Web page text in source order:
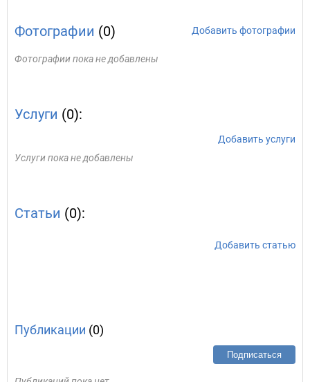
Фотографии (0) Добавить фотографии
Фотографии пока не добавлены
Услуги (0):
Добавить услуги
Услуги пока не добавлены
Статьи (0):
Добавить статью
Публикации (0)
Подписаться